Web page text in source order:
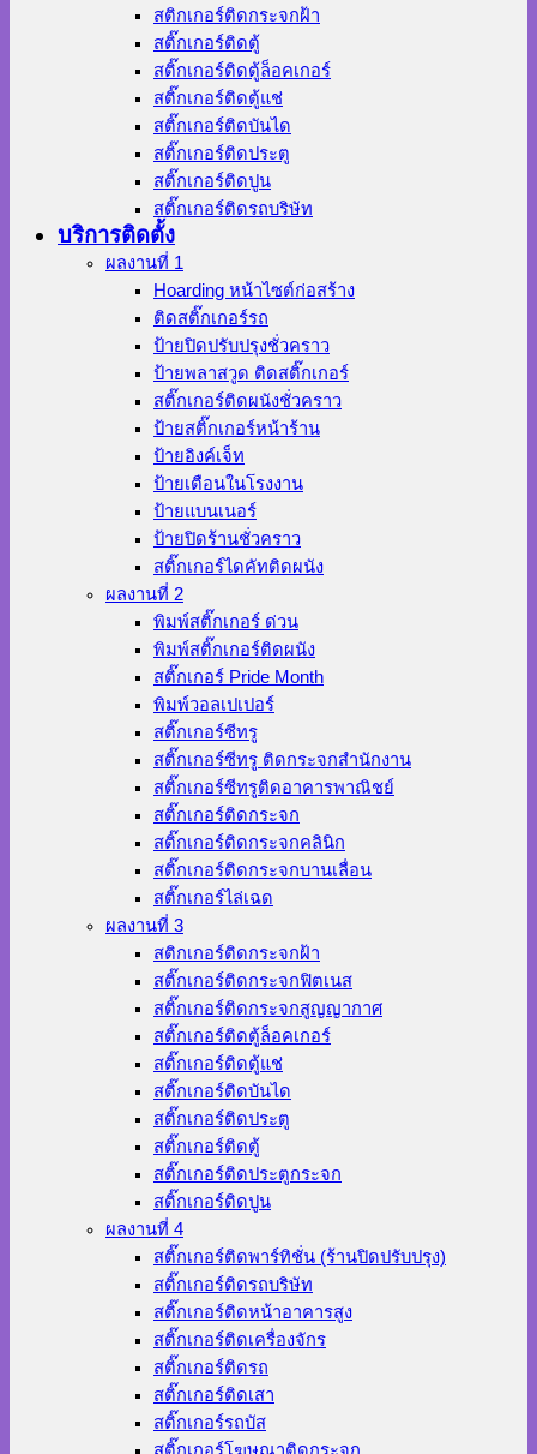
สติกเกอร์ติดกระจกฝ้า
สติ๊กเกอร์ติดตู้
สติ๊กเกอร์ติดตู้ล็อคเกอร์
สติ๊กเกอร์ติดตู้แช่
สติ๊กเกอร์ติดบันได
สติ๊กเกอร์ติดประตู
สติ๊กเกอร์ติดปูน
สติ๊กเกอร์ติดรถบริษัท
บริการติดตั้ง
ผลงานที่ 1
Hoarding หน้าไซต์ก่อสร้าง
ติดสติ๊กเกอร์รถ
ป้ายปิดปรับปรุงชั่วคราว
ป้ายพลาสวูด ติดสติ๊กเกอร์
สติ๊กเกอร์ติดผนังชั่วคราว
ป้ายสติ๊กเกอร์หน้าร้าน
ป้ายอิงค์เจ็ท
ป้ายเตือนในโรงงาน
ป้ายแบนเนอร์
ป้ายปิดร้านชั่วคราว
สติ๊กเกอร์ไดคัทติดผนัง
ผลงานที่ 2
พิมพ์สติ๊กเกอร์ ด่วน
พิมพ์สติ๊กเกอร์ติดผนัง
สติ๊กเกอร์ Pride Month
พิมพ์วอลเปเปอร์
สติ๊กเกอร์ซีทรู
สติ๊กเกอร์ซีทรู ติดกระจกสำนักงาน
สติ๊กเกอร์ซีทรูติดอาคารพาณิชย์
สติ๊กเกอร์ติดกระจก
สติ๊กเกอร์ติดกระจกคลินิก
สติ๊กเกอร์ติดกระจกบานเลื่อน
สติ๊กเกอร์ไล่เฉด
ผลงานที่ 3
สติกเกอร์ติดกระจกฝ้า
สติ๊กเกอร์ติดกระจกฟิตเนส
สติ๊กเกอร์ติดกระจกสูญญากาศ
สติ๊กเกอร์ติดตู้ล็อคเกอร์
สติ๊กเกอร์ติดตู้แช่
สติ๊กเกอร์ติดบันได
สติ๊กเกอร์ติดประตู
สติ๊กเกอร์ติดตู้
สติ๊กเกอร์ติดประตูกระจก
สติ๊กเกอร์ติดปูน
ผลงานที่ 4
สติ๊กเกอร์ติดพาร์ทิชั่น (ร้านปิดปรับปรุง)
สติ๊กเกอร์ติดรถบริษัท
สติ๊กเกอร์ติดหน้าอาคารสูง
สติ๊กเกอร์ติดเครื่องจักร
สติ๊กเกอร์ติดรถ
สติ๊กเกอร์ติดเสา
สติ๊กเกอร์รถบัส